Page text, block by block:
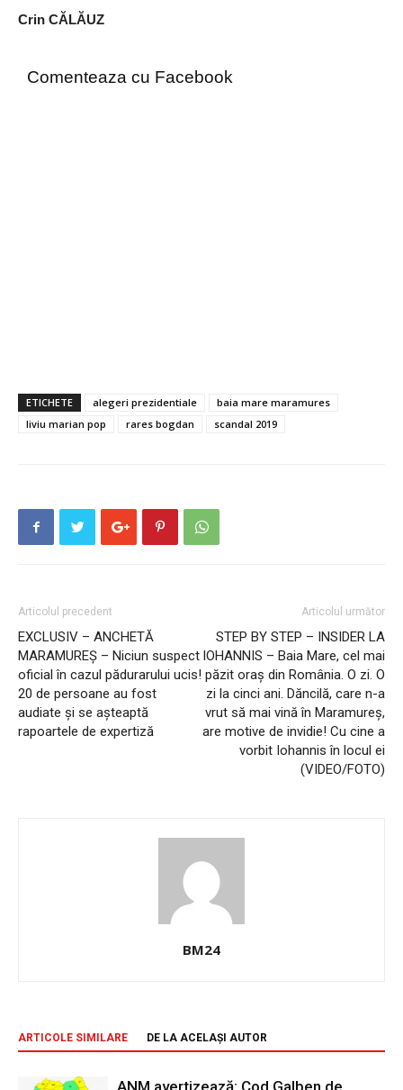
Crin CĂLĂUZ
Comenteaza cu Facebook
ETICHETE alegeri prezidentiale
baia mare maramures
liviu marian pop
rares bogdan scandal 2019
Articolul precedent
EXCLUSIV – ANCHETĂ
MARAMUREȘ – Niciun suspect
oficial în cazul pădurarului ucis!
20 de persoane au fost
audiate și se așteaptă
rapoartele de expertiză
Articolul următor
STEP BY STEP – INSIDER LA
IOHANNIS – Baia Mare, cel mai
păzit oraș din România. O zi. O
zi la cinci ani. Dăncilă, care n-a
vrut să mai vină în Maramureș,
are motive de invidie! Cu cine a
vorbit Iohannis în locul ei
(VIDEO/FOTO)
BM24
ARTICOLE SIMILARE DE LA ACELAȘI AUTOR
ANM avertizează: Cod Galben de